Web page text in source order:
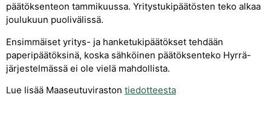
päätöksenteon tammikuussa. Yritystukipäätösten teko alkaa
joulukuun puolivälissä.
Ensimmäiset yritys- ja hanketukipäätökset tehdään
paperipäätöksinä, koska sähköinen päätöksenteko Hyrrä-
järjestelmässä ei ole vielä mahdollista.
Lue lisää Maaseutuviraston tiedotteesta